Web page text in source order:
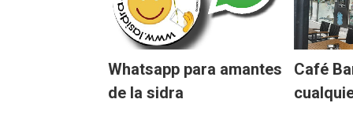
Whatsapp para amantes
de la sidra
Café